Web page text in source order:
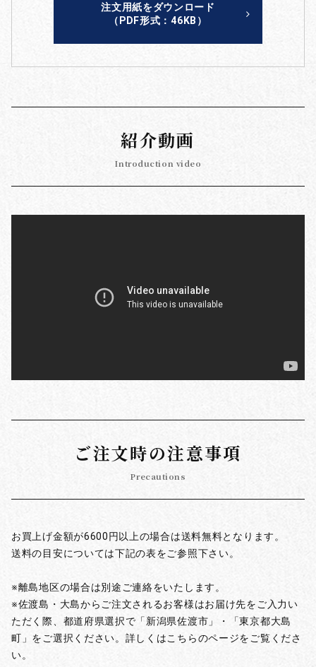
注文用紙をダウンロード
（PDF形式：46KB）
紹介動画
Introduction video
ご注文時の注意事項
Precautions
お買上げ金額が6600円以上の場合は送料無料となります。
送料の目安については下記の表をご参照下さい。
※離島地区の場合は別途ご連絡をいたします。
※佐渡島・大島からご注文されるお客様はお届け先をご入力い
ただく際、都道府県選択で「新潟県佐渡市」・「東京都大島
町」をご選択ください。詳しくはこちらのページをご覧くださ
い。